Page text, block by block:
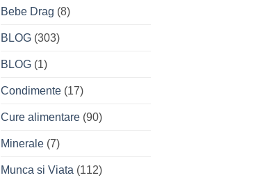
Bebe Drag (8)
BLOG(303)
BLOG(1)
Condimente(17)
Cure alimentare(90)
Minerale(7)
Munca si Viata (112)